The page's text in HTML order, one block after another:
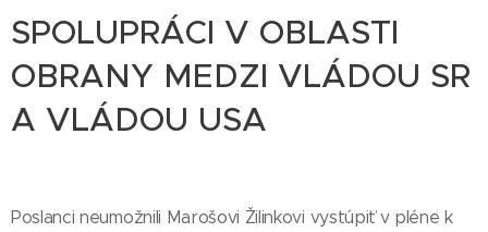
SPOLUPRÁCI V OBLASTI
OBRANY MEDZI VLÁDOU SR
A VLÁDOU USA
Poslanci neumožnili Marošovi Žilinkovi vystúpiť v pléne k